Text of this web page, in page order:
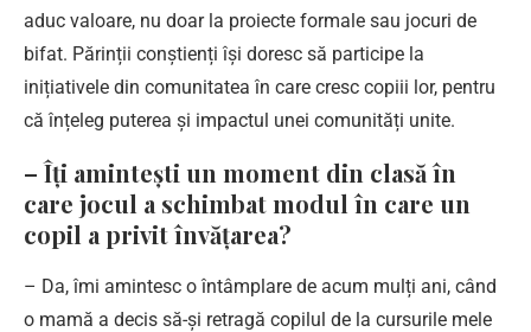
aduc valoare, nu doar la proiecte formale sau jocuri de
bifat. Părinții conștienți își doresc să participe la
inițiativele din comunitatea în care cresc copiii lor, pentru
că înțeleg puterea și impactul unei comunități unite.
– Îți amintești un moment din clasă în
care jocul a schimbat modul în care un
copil a privit învățarea?
– Da, îmi amintesc o întâmplare de acum mulți ani, când
o mamă a decis să-și retragă copilul de la cursurile mele